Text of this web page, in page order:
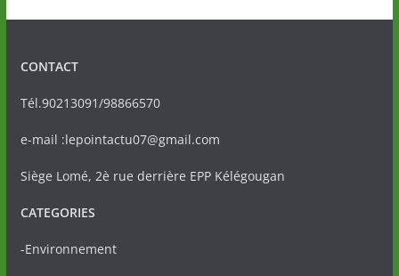
CONTACT
Tél.90213091/98866570
e-mail :lepointactu07@gmail.com
Siège Lomé, 2è rue derrière EPP Kélégougan
CATEGORIES
-Environnement